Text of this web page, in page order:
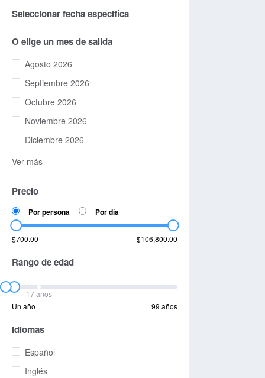
Seleccionar fecha especifica
O elige un mes de salida
Agosto 2026
Septiembre 2026
Octubre 2026
Noviembre 2026
Diciembre 2026
Ver más
Precio
Por persona Por día
$700.00 $106,800.00
Rango de edad
17 años
Un año
99 años
Idiomas
Español
Inglés